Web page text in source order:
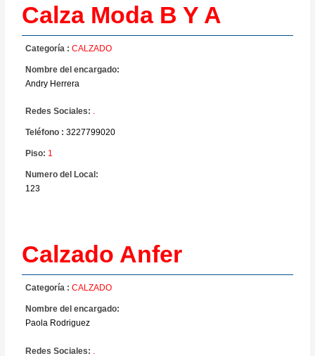
Calza Moda B Y A
Categoría : CALZADO
Nombre del encargado:
Andry Herrera
Redes Sociales: .
Teléfono : 3227799020
Piso: 1
Numero del Local:
123
Calzado Anfer
Categoría : CALZADO
Nombre del encargado:
Paola Rodriguez
Redes Sociales: .